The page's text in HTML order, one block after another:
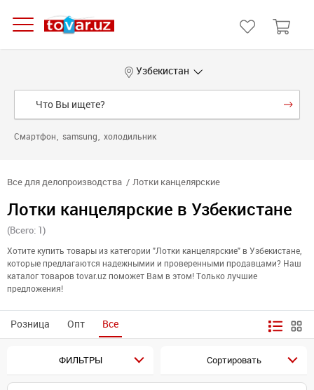
Узбекистан
Смартфон samsung холодильник
Все для делопроизводства Лотки канцелярские
Лотки канцелярские в Узбекистане
(Всего: 1)
Хотите купить товары из категории "Лотки канцелярские" в Узбекистане,
которые предлагаются надежнымии и проверенными продавцами? Наш
каталог товаров tovar.uz поможет Вам в этом! Только лучшие
предложения!
Розница Опт Все
ФИЛЬТРЫ Сортировать